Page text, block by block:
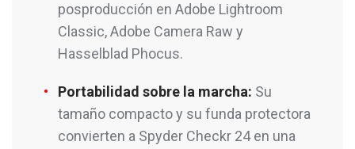
posproducción en Adobe Lightroom
Classic, Adobe Camera Raw y
Hasselblad Phocus.
Portabilidad sobre la marcha: Su
tamaño compacto y su funda protectora
convierten a Spyder Checkr 24 en una